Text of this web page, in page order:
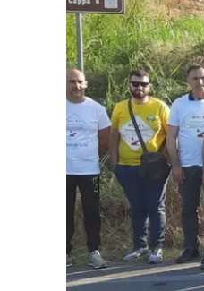
Streaming